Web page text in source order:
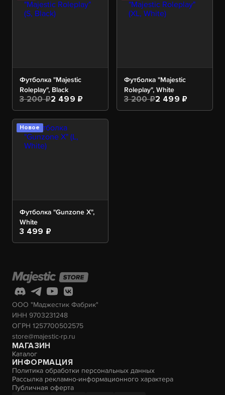
Футболка "Majestic
Roleplay", Black
3 200 ₽2 499 ₽
Футболка "Majestic
Roleplay", White
3 200 ₽2 499 ₽
Новое
Футболка "Gunzone X",
White
3 499 ₽
ООО "Маджестик Фабрик"
ИНН 9703231248
ОГРН 1257700502575
store@majestic-rp.ru
МАГАЗИН
Каталог
ИНФОРМАЦИЯ
Политика обработки персональных данных
Рассылка рекламно-информационного характера
Публичная оферта